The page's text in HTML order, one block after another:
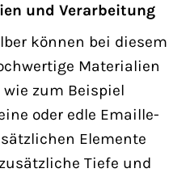
und Verarbeitung
können bei diesem
Materialien
zum Beispiel
oder edle Emaille-
Elemente
Tiefe und